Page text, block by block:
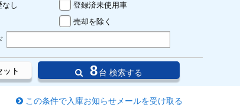
なし
登録済未使用車
売却を除く
8台 検索する
ット
この条件で入庫お知らせメールを受け取る